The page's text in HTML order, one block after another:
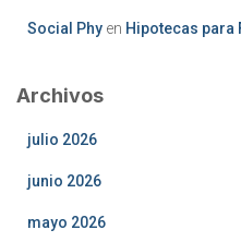
Social Phy en Hipotecas
Archivos
julio 2026
junio 2026
mayo 2026